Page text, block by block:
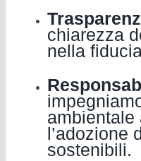
chiarezza
nella
ambientale
l’adozione
sostenibili.